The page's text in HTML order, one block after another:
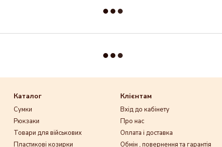
Каталог
Сумки
Рюкзаки
Товари для військових
Пластикові козирки
Клієнтам
Вхід до кабінету
Про нас
Оплата і доставка
Обмін , повернення та гарантія